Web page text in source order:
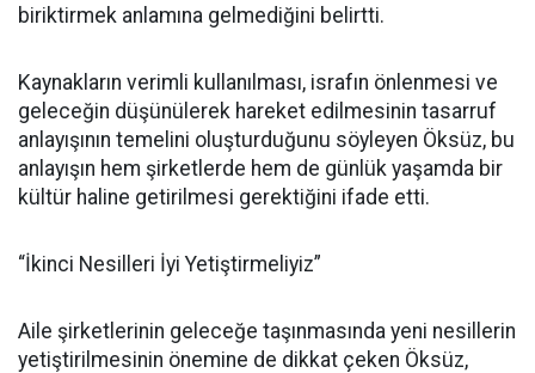
biriktirmek anlamına gelmediğini belirtti.
Kaynakların verimli kullanılması, israfın önlenmesi ve
geleceğin düşünülerek hareket edilmesinin tasarruf
anlayışının temelini oluşturduğunu söyleyen Öksüz, bu
anlayışın hem şirketlerde hem de günlük yaşamda bir
kültür haline getirilmesi gerektiğini ifade etti.
“İkinci Nesilleri İyi Yetiştirmeliyiz”
Aile şirketlerinin geleceğe taşınmasında yeni nesillerin
yetiştirilmesinin önemine de dikkat çeken Öksüz,